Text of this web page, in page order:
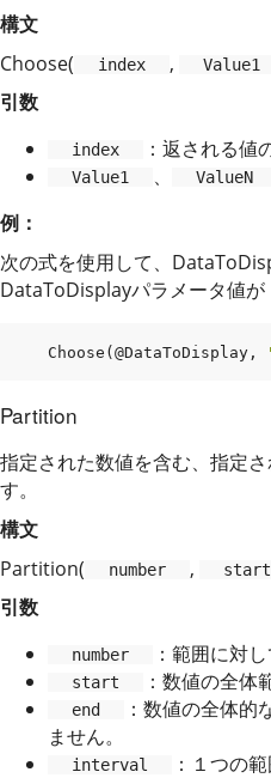
構文
Choose(
index , Value1
引数
index ：返される値
Value1 、 ValueN
例：
次の式を使用して、
DataToDisplayパラメータ値が
Choose (@DataToDisplay ,
Partition
指定された数値を含む、指定
す。
構文
Partition(
number , start
引数
number ：範囲に対
start ：数値の全体
end
：数値の全体
ません。
interval
：１つの